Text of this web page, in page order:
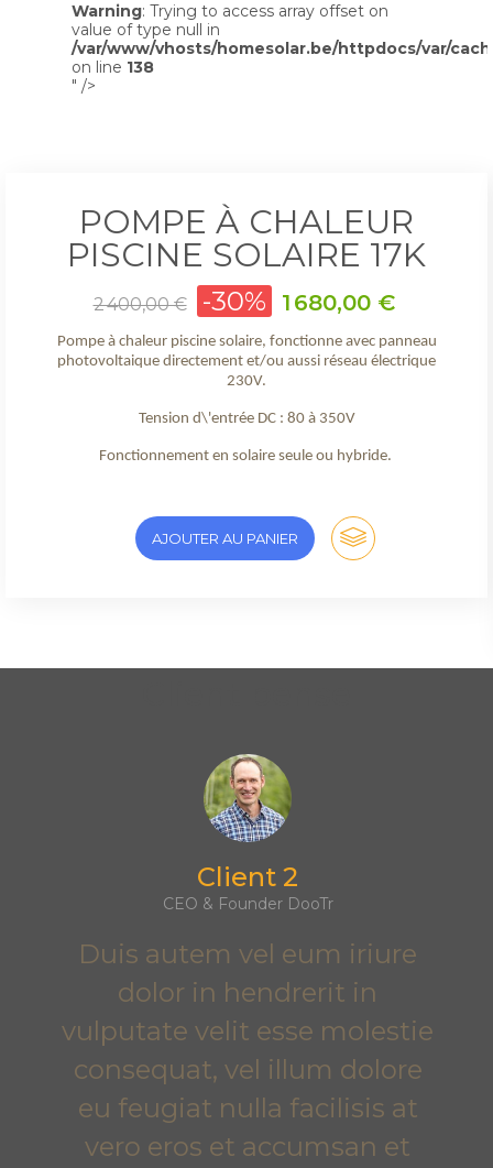
Warning: Trying to access array offset on
value of type null in
/var/www/vhosts/homesolar.be/httpdocs/var/
on line 138
" />
POMPE À CHALEUR
PISCINE SOLAIRE 17K
Prix
de
2 400,00 € -30% Prix
1 680,00 €
Pompe à chaleur piscine solaire, fonctionne avec panneau
photovoltaique directement et/ou aussi réseau électrique
230V.
Tension d\'entrée DC : 80 à 350V
Fonctionnement en solaire seule ou hybride.
AJOUTER AU PANIER
Client 2
CEO & Founder DooTr
Duis autem vel eum iriure
dolor in hendrerit in
vulputate velit esse molestie
consequat, vel illum dolore
eu feugiat nulla facilisis at
vero eros et accumsan et